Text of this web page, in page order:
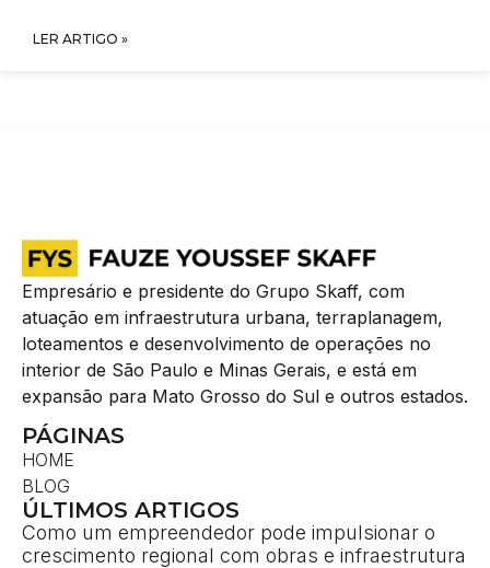
LER ARTIGO »
Empresário e presidente do Grupo Skaff, com
atuação em infraestrutura urbana, terraplanagem,
loteamentos e desenvolvimento de operações no
interior de São Paulo e Minas Gerais, e está em
expansão para Mato Grosso do Sul e outros estados.
PÁGINAS
HOME
BLOG
ÚLTIMOS ARTIGOS
Como um empreendedor pode impulsionar o
crescimento regional com obras e infraestrutura